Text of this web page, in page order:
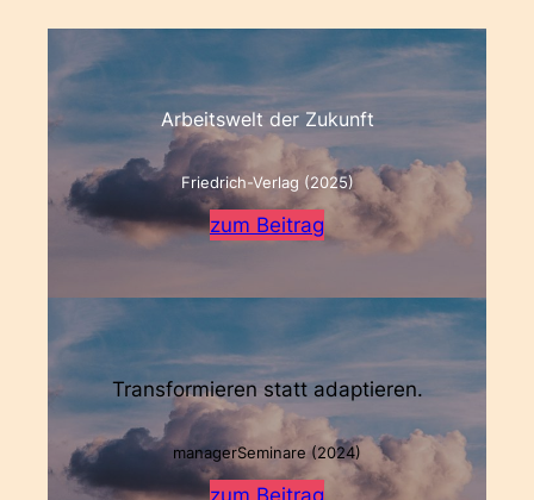
Arbeitswelt der Zukunft
Friedrich-Verlag (2025)
zum Beitrag
Transformieren statt adaptieren.
managerSeminare (2024)